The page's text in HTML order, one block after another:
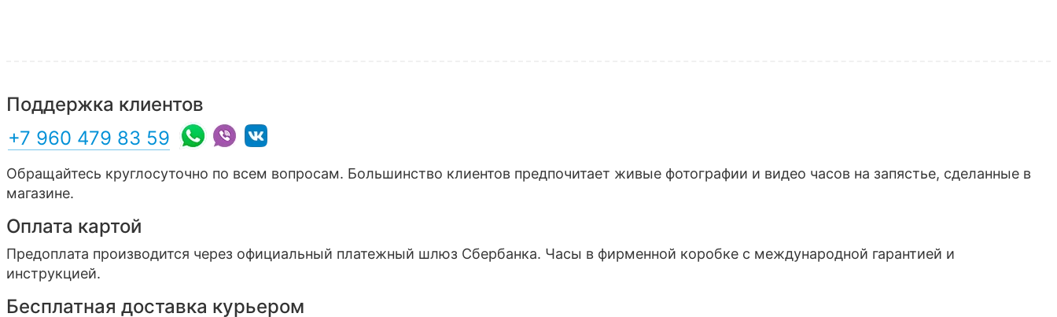
Поддержка клиентов
+7 960 479 83 59
Обращайтесь круглосуточно по всем вопросам. Большинство клиентов предпочитает живые фотографии и видео часов на запястье, сделанные в
магазине.
Оплата картой
Предоплата производится через официальный платежный шлюз Сбербанка. Часы в фирменной коробке с международной гарантией и
инструкцией.
Бесплатная доставка курьером